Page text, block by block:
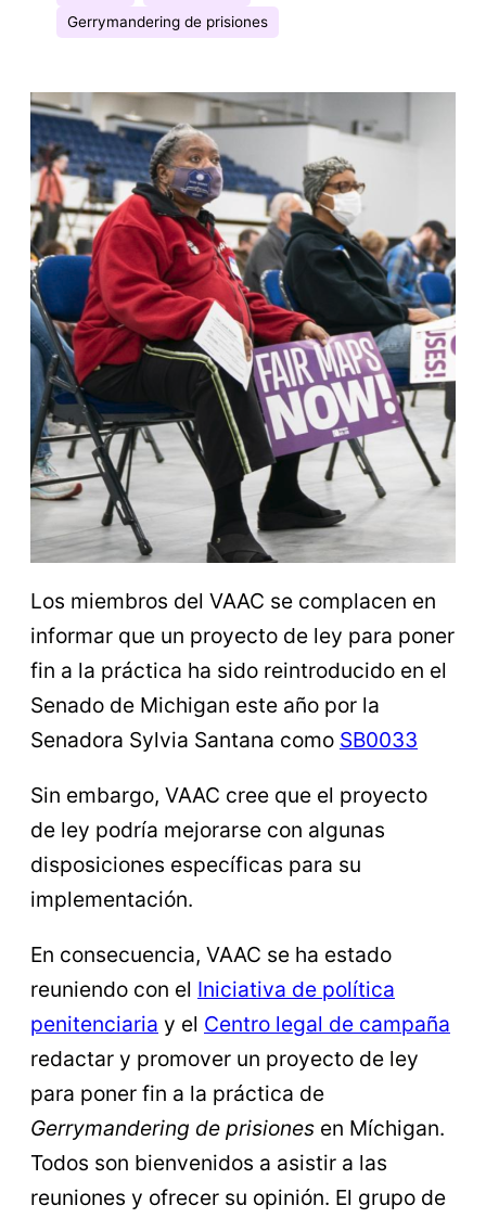
Gerrymandering de prisiones
Los miembros del VAAC se complacen en
informar que un proyecto de ley para poner
fin a la práctica ha sido reintroducido en el
Senado de Michigan este año por la
Senadora Sylvia Santana como SB0033
Sin embargo, VAAC cree que el proyecto
de ley podría mejorarse con algunas
disposiciones específicas para su
implementación.
En consecuencia, VAAC se ha estado
reuniendo con el Iniciativa de política
penitenciaria y el Centro legal de campaña
redactar y promover un proyecto de ley
para poner fin a la práctica de
Gerrymandering de prisiones en Míchigan.
Todos son bienvenidos a asistir a las
reuniones y ofrecer su opinión. El grupo de